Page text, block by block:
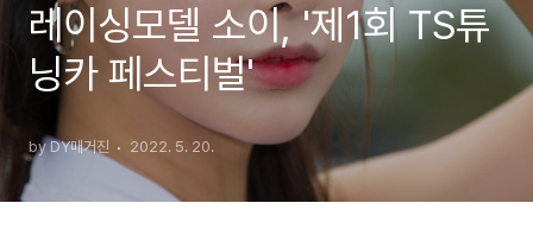
레이싱모델 소이, '제1회 TS튜
닝카 페스티벌'
by DY매거진 2022. 5. 20.